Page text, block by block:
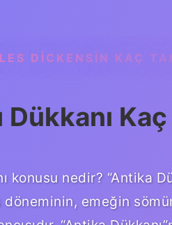
DICKENSIN KAÇ
Dükkanı
konusu nedir? “Antika
emeğin